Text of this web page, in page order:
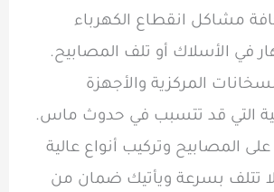
مشاكل انقطاع الكهرباء
في الأسلاك أو تلف المصابيح.
المركزية والأجهزة
التي قد تتسبب في حدوث ماس.
المصابيح وتركيب أنواع عالية
لا تتلف بسرعة ويأتيك ضمان من